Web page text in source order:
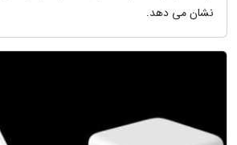
نشان می دهد.